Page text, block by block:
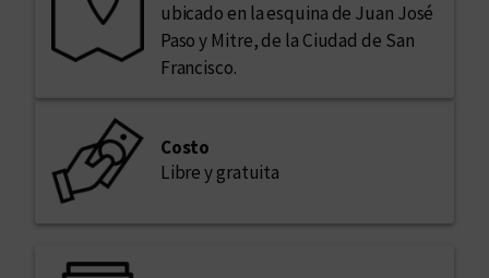
ubicado en la esquina de Juan José
Paso y Mitre, de la Ciudad de San
Francisco.
Costo
Libre y gratuita